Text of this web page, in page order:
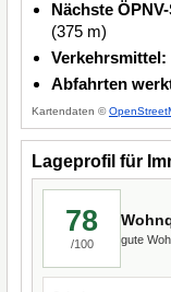
Nächste
(375 m)
Verkehrsmittel:
Abfahrten
Kartendaten ©
Lageprofil für
78
/100 gute